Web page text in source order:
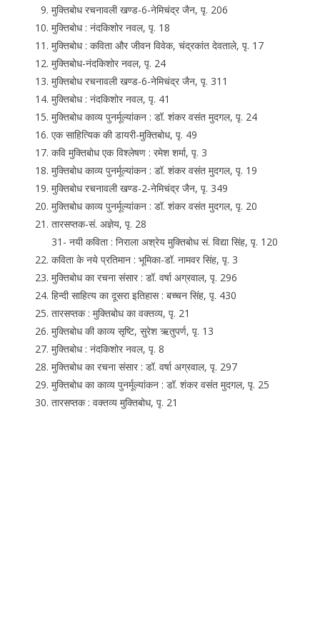
मुक्तिबोध रचनावली खण्ड-6-नेमिचंद्र जैन, पृ. 206
मुक्तिबोध : नंदकिशोर नवल, पृ. 18
मुक्तिबोध : कविता और जीवन विवेक, चंद्रकांत देवताले, पृ. 17
मुक्तिबोध-नंदकिशोर नवल, पृ. 24
मुक्तिबोध रचनावली खण्ड-6-नेमिचंद्र जैन, पृ. 311
मुक्तिबोध : नंदकिशोर नवल, पृ. 41
मुक्तिबोध काव्य पुनर्मूल्यांकन : डॉ. शंकर वसंत मुदगल, पृ. 24
एक साहित्यिक की डायरी-मुक्तिबोध, पृ. 49
कवि मुक्तिबोध एक विश्लेषण : रमेश शर्मा, पृ. 3
मुक्तिबोध काव्य पुनर्मूल्यांकन : डॉ. शंकर वसंत मुदगल, पृ. 19
मुक्तिबोध रचनावली खण्ड-2-नेमिचंद्र जैन, पृ. 349
मुक्तिबोध काव्य पुनर्मूल्यांकन : डॉ. शंकर वसंत मुदगल, पृ. 20
तारसप्तक-सं. अज्ञेय, पृ. 28
31- नयी कविता : निराला अश्रेय मुक्तिबोध सं. विद्या सिंह, पृ. 120
कविता के नये प्रतिमान : भूमिका-डॉ. नामवर सिंह, पृ. 3
मुक्तिबोध का रचना संसार : डॉ. वर्षा अग्रवाल, पृ. 296
हिन्दी साहित्य का दूसरा इतिहास : बच्चन सिंह, पृ. 430
तारसप्तक : मुक्तिबोध का वक्तव्य, पृ. 21
मुक्तिबोध की काव्य सृष्टि, सुरेश ऋतुपर्ण, पृ. 13
मुक्तिबोध : नंदकिशोर नवल, पृ. 8
मुक्तिबोध का रचना संसार : डॉ. वर्षा अग्रवाल, पृ. 297
मुक्तिबोध का काव्य पुनर्मूल्यांकन : डॉ. शंकर वसंत मुदगल, पृ. 25
तारसप्तक : वक्तव्य मुक्तिबोध, पृ. 21